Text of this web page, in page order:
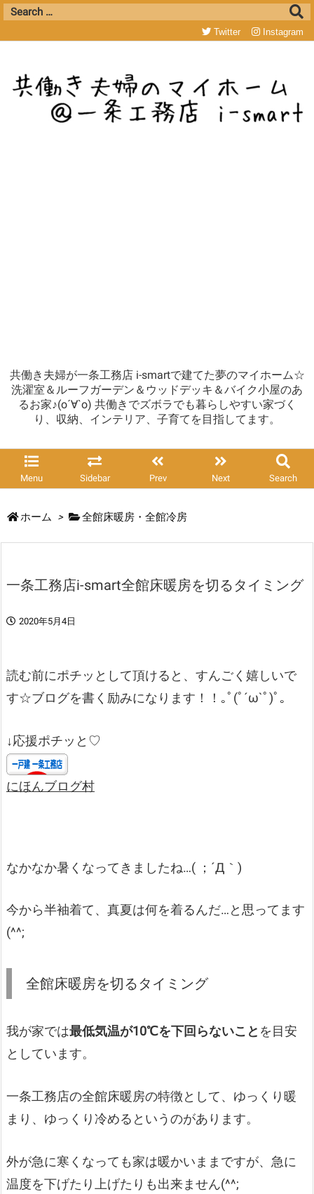
共働き夫婦が一条工務店 i-smartで建てた夢のマイホーム☆
洗濯室＆ルーフガーデン＆ウッドデッキ＆バイク小屋のあ
るお家♪(о´∀`о) 共働きでズボラでも暮らしやすい家づく
り、収納、インテリア、子育てを目指してます。
Menu Sidebar Prev Next Search
Twitter Instagram
ホーム > 全館床暖房・全館冷房
一条工務店i-smart全館床暖房を切るタイミング
2020年5月4日
読む前にポチッとして頂けると、すんごく嬉しいで
す☆ブログを書く励みになります！！｡ﾟ(ﾟ´ω`ﾟ)ﾟ｡
↓応援ポチッと♡
にほんブログ村
なかなか暑くなってきましたね…( ；´Д｀)
今から半袖着て、真夏は何を着るんだ…と思ってます
(^^;
全館床暖房を切るタイミング
我が家では最低気温が10℃を下回らないこと を目安
としています。
一条工務店の全館床暖房の特徴として、ゆっくり暖
まり、ゆっくり冷めるというのがあります。
外が急に寒くなっても家は暖かいままですが、急に
温度を下げたり上げたりも出来ません(^^;